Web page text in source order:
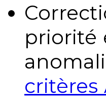
priorité
critères